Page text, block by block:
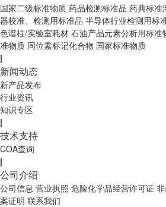
国家二级标准物质 药品检测标准品 药典标准
器校准、检测用标准品 半导体行业检测用标
色谱柱/实验室耗材 石油产品元素分析用标准
准物质 同位素标记化合物 国家标准物质
|
新闻动态
新产品发布
行业资讯
知识专区
|
技术支持
COA查询
|
公司介绍
公司信息 营业执照 危险化学品经营许可证
案证明 联系我们